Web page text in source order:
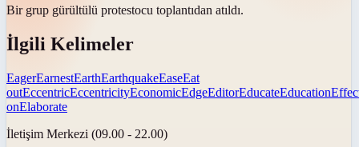
Bir grup gürültülü protestocu toplantıdan atıldı.
İlgili Kelimeler
EagerEarnestEarthEarthquakeEaseEat
outEccentricEccentricityEconomicEdgeEditorEducateEducation
onElaborate
İletişim Merkezi (09.00 - 22.00)